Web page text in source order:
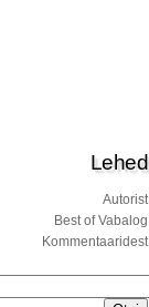
Lehed
Autorist
Best of Vabalog
Kommentaaridest